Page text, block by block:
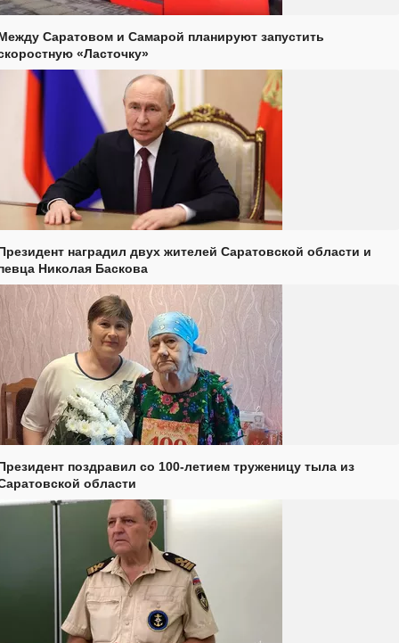
Саратовом и Самарой планируют запустить
«Ласточку»
наградил двух жителей Саратовской области и
Николая Баскова
поздравил со 100-летием труженицу тыла из
области